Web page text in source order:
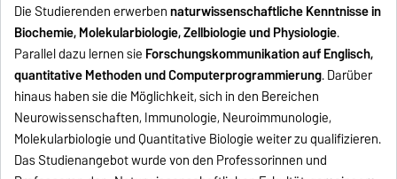
Die Studierenden erwerbennaturwissenschaftliche Kenntnisse in
Biochemie, Molekularbiologie, Zellbiologie und Physiologie.
Parallel dazu lernen sie Forschungskommunikation auf Englisch,
quantitative Methoden und Computerprogrammierung. Darüber
hinaus haben sie die Möglichkeit, sich in den Bereichen
Neurowissenschaften, Immunologie, Neuroimmunologie,
Molekularbiologie und Quantitative Biologie weiter zu qualifizieren.
Das Studienangebot wurde von den Professorinnen und